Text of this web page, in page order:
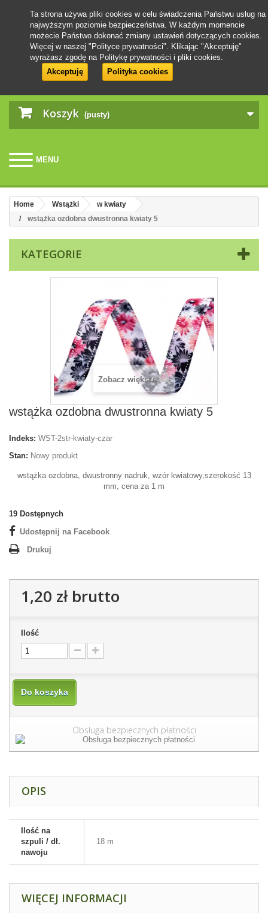
Koszyk (pusty)
MENU
Ta strona używa pliki cookies w celu świadczenia Państwu usług na
najwyższym poziomie bezpieczeństwa. W każdym momencie
możecie Państwo dokonać zmiany ustawień dotyczących cookies.
Więcej w naszej "Polityce prywatności". Klikając "Akceptuję"
wyrażasz zgodę na Politykę prywatności i pliki cookies.
Akceptuję
Polityka cookies
Home Wstążki
w kwiaty
wstążka ozdobna dwustronna kwiaty 5
KATEGORIE
Zobacz większe
wstążka ozdobna dwustronna kwiaty 5
Indeks: WST-2str-kwiaty-czar
Stan: Nowy produkt
wstążka ozdobna, dwustronny nadruk, wzór kwiatowy,szerokość 13
mm, cena za 1 m
19 Dostępnych
Udostępnij na Facebook
Drukuj
1,20 złbrutto
Ilość
Do koszyka
Obsługa bezpiecznych płatności
OPIS
Ilość na
szpuli / dł.
nawoju
18 m
WIĘCEJ INFORMACJI